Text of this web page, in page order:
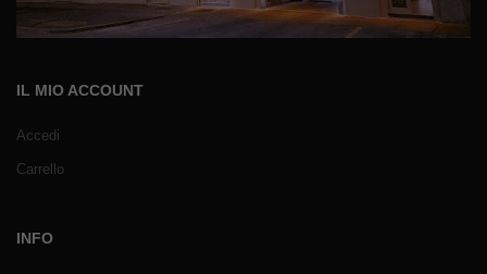
IL MIO ACCOUNT
Accedi
Carrello
INFO